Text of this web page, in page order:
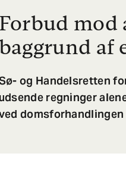
Forbud mod
af
og Handelsretten
udsende regninger